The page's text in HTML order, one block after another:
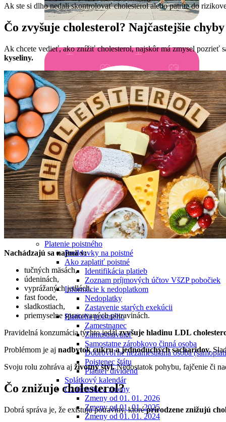
Platiteľ
ePobočka
Master konto
Platenie poistného
Preddavky na poistné
Ako zaplatiť poistné
Identifikácia platieb
Zoznam príjmových účtov VšZP pobočiek
Informácie k nedoplatkom
Nedoplatky
Zastavenie starých exekúcii
Platitelia poistného
Zamestnanec
Zamestnávateľ
Samostatne zárobkovo činná osoba
Dobrovoľne nezamestnaná osoba
Poistenec štátu
Platiteľ dividend
Splátkový kalendár
Oznámenia a zmeny
Zmeny od 01. 01. 2026
Zmeny od 01. 01. 2025
Zmeny od 01. 01. 2024
Ak ste si dlho nedali skontrolovať cholesterol alebo patríte do
Čo zvyšuje cholesterol? Najčastejšie
Ak chcete vedieť, ako znížiť cholesterol, najskôr má zmysel pozrieť
kyseliny.
Nachádzajú sa najmä v:
tučných mäsách,
údeninách,
vyprážaných jedlách,
fast foode,
sladkostiach,
priemyselne spracovaných potravinách.
Pravidelná konzumácia týchto jedálzvyšuje hladinu LDL
Problémom je aj nadbytok cukru a jednoduchých sacharidov.
Svoju rolu zohráva aj životný štýl.Nedostatok pohybu, fajčenie či
Čo znižuje cholesterol?
Dobrá správa je, že existujú potraviny, ktoréprirodzene znižujú